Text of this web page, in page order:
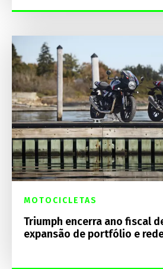
MOTOCICLETAS
Triumph encerra ano fiscal
expansão de portfólio e